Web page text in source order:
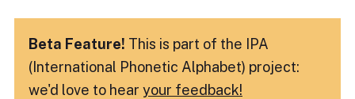
Beta Feature! This is part of the IPA
(International Phonetic Alphabet) project:
we'd love to hear your feedback!